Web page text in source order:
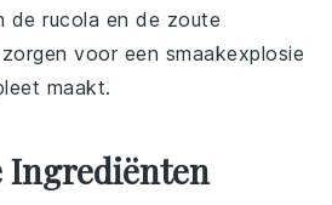
derucola en de zoute
zorgen voor een smaakexplosie
maakt.
Ingrediënten